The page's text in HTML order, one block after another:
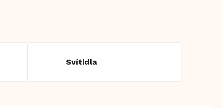
Svítidla